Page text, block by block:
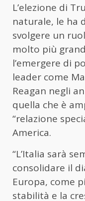
L’elezione di
naturale, le ha
svolgere un
molto più
l’emergere di
leader come
Reagan negli
quella che è
“relazione
America.
“L’Italia sarà
consolidare il
Europa, come
stabilità e la